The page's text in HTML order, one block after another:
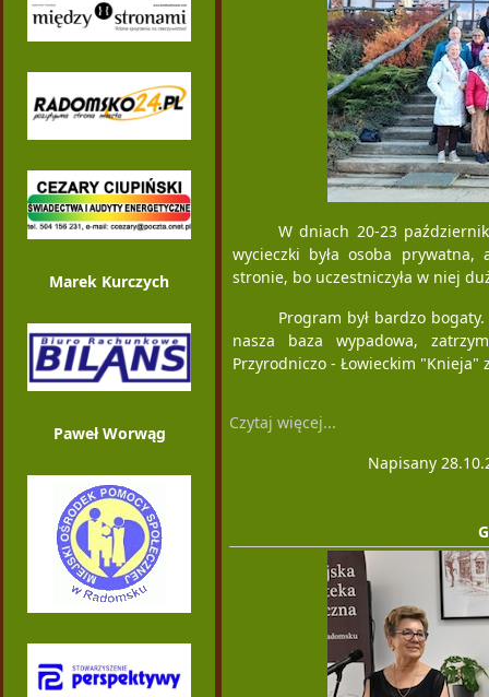
Marek Kurczych
Paweł Worwąg
W dniach 20-23
wycieczki była osoba
stronie, bo uczestniczyła w niej
Program był bardzo
nasza baza wypadowa,
Przyrodniczo - Łowieckim "Knieja"
Czytaj więcej...
Napisany